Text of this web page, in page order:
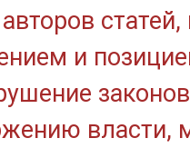
и
власти,